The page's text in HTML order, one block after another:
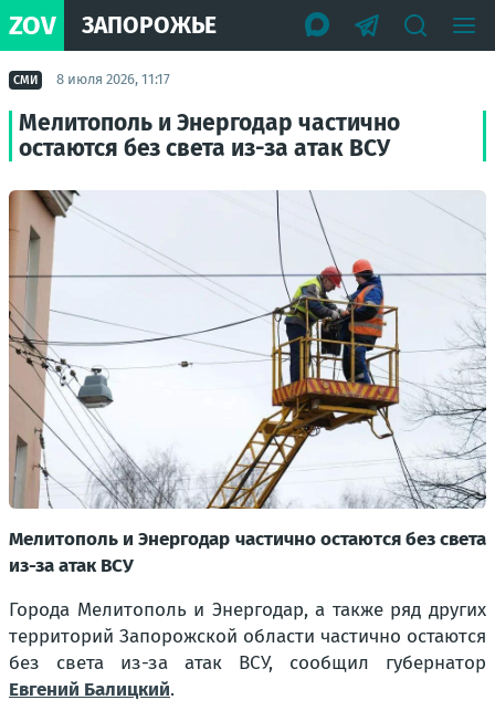
ZOV ЗАПОРОЖЬЕ
СМИ 8 июля 2026, 11:17
Мелитополь и Энергодар частично
остаются без света из-за атак ВСУ
Мелитополь и Энергодар частично остаются без света
из-за атак ВСУ
Города Мелитополь и Энергодар, а также ряд других
территорий Запорожской области частично остаются
без света из-за атак ВСУ, сообщил губернатор
Евгений Балицкий.